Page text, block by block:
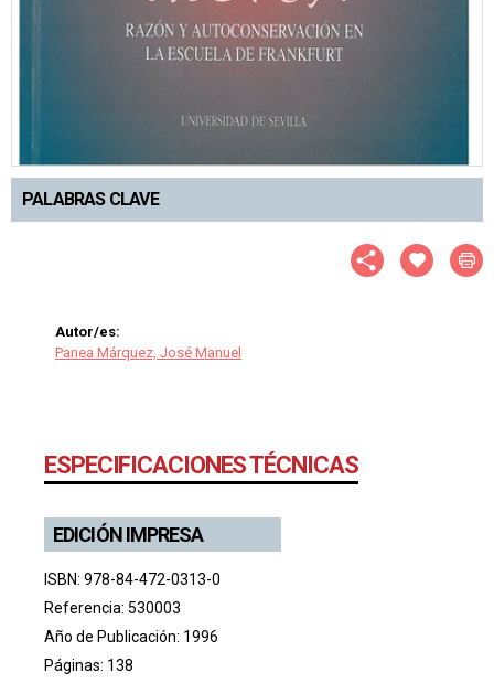
PALABRAS CLAVE
Autor/es:
Panea Márquez, José Manuel
ESPECIFICACIONES TÉCNICAS
EDICIÓN IMPRESA
ISBN: 978-84-472-0313-0
Referencia: 530003
Año de Publicación: 1996
Páginas: 138